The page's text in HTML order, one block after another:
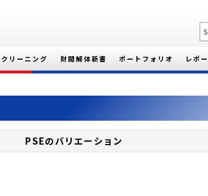
クリーニング 財閥解体新書 ポートフォリオ レポ
PSEのバリエーション